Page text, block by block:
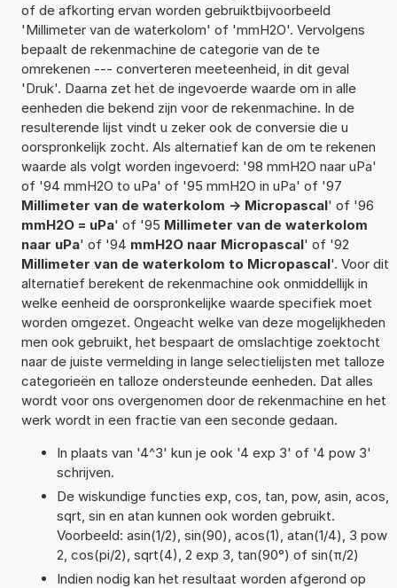
of de afkorting ervan worden gebruiktbijvoorbeeld
'Millimeter van de waterkolom' of 'mmH2O'. Vervolgens
bepaalt de rekenmachine de categorie van de te
omrekenen --- converteren meeteenheid, in dit geval
'Druk'. Daarna zet het de ingevoerde waarde om in alle
eenheden die bekend zijn voor de rekenmachine. In de
resulterende lijst vindt u zeker ook de conversie die u
oorspronkelijk zocht. Als alternatief kan de om te rekenen
waarde als volgt worden ingevoerd: '98 mmH2O naar uPa'
of '94 mmH2O to uPa' of '95 mmH2O in uPa' of '97
Millimeter van de waterkolom -> Micropascal' of '96
mmH2O = uPa' of '95 Millimeter van de waterkolom
naar uPa' of '94 mmH2O naar Micropascal' of '92
Millimeter van de waterkolom to Micropascal'. Voor dit
alternatief berekent de rekenmachine ook onmiddellijk in
welke eenheid de oorspronkelijke waarde specifiek moet
worden omgezet. Ongeacht welke van deze mogelijkheden
men ook gebruikt, het bespaart de omslachtige zoektocht
naar de juiste vermelding in lange selectielijsten met talloze
categorieën en talloze ondersteunde eenheden. Dat alles
wordt voor ons overgenomen door de rekenmachine en het
werk wordt in een fractie van een seconde gedaan.
In plaats van '4^3' kun je ook '4 exp 3' of '4 pow 3'
schrijven.
De wiskundige functies exp, cos, tan, pow, asin, acos,
sqrt, sin en atan kunnen ook worden gebruikt.
Voorbeeld: asin(1/2), sin(90), acos(1), atan(1/4), 3 pow
2, cos(pi/2), sqrt(4), 2 exp 3, tan(90°) of sin(π/2)
Indien nodig kan het resultaat worden afgerond op